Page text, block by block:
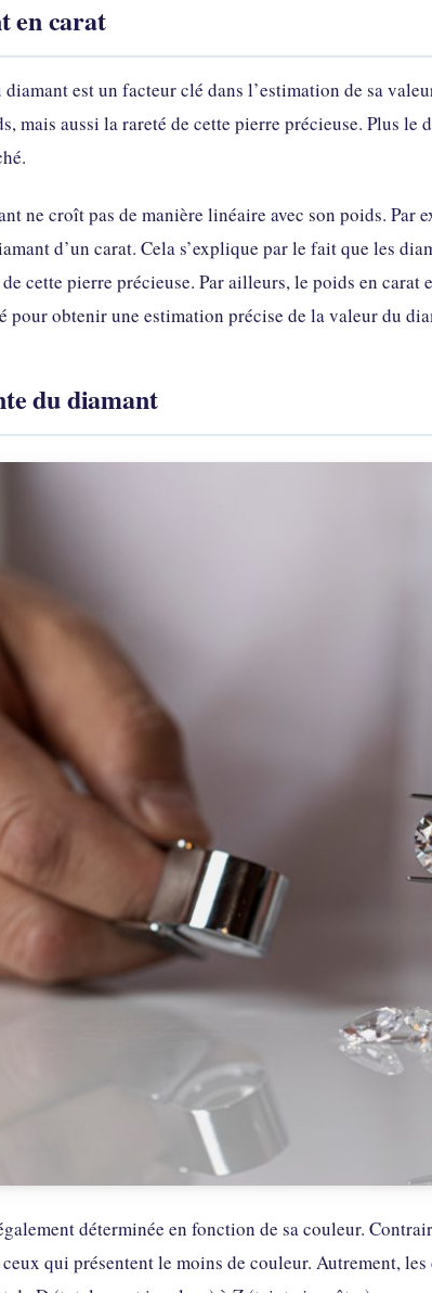
en carat
est un facteur clé dans l’estimation de sa
mais aussi la rareté de cette pierre précieuse. Plus
ne croît pas de manière linéaire avec son poids. Par
d’un carat. Cela s’explique par le fait que les
cette pierre précieuse. Par ailleurs, le poids en carat
pour obtenir une estimation précise de la valeur du
du diamant
déterminée en fonction de sa couleur.
qui présentent le moins de couleur. Autrement,